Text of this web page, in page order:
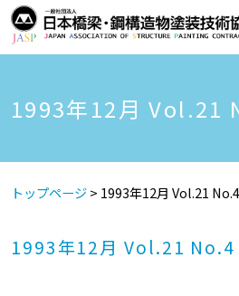
1993年12月 Vol.21
トップページ> 1993年12月 Vol.21 No.4
1993年12月 Vol.21 No.4